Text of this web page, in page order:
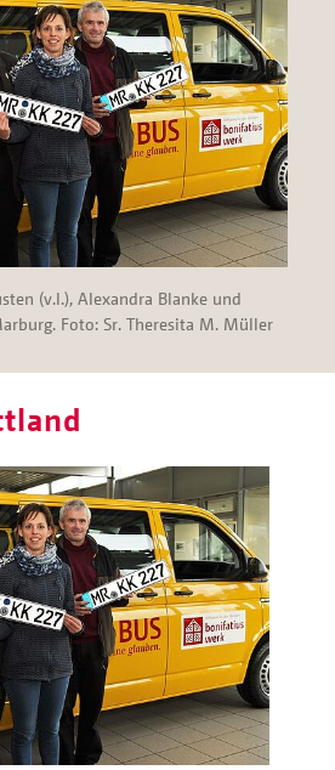
(v.l.), Alexandra Blanke und
Foto: Sr. Theresita M. Müller